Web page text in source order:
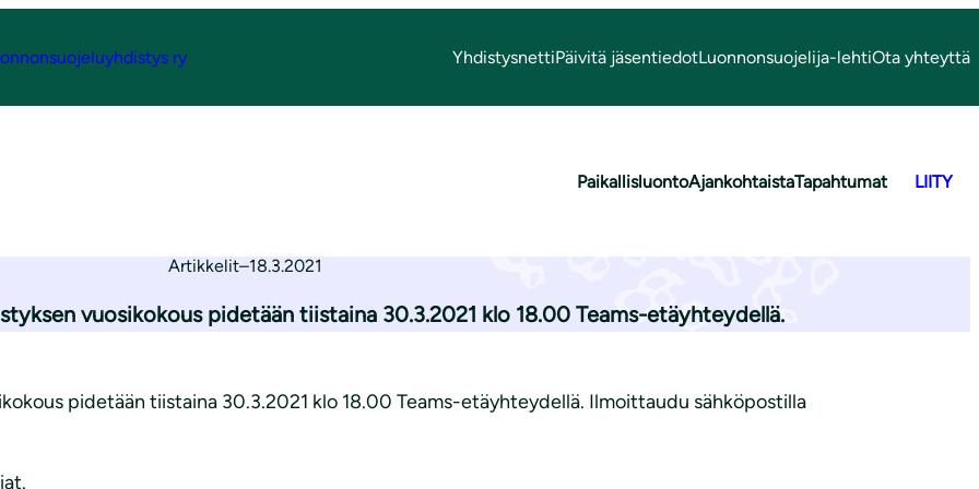
ry YhdistysnettiPäivitä jäsentiedotLuonnonsuojelija-lehtiOta yhteyttä
PaikallisluontoAjankohtaistaTapahtumat LIITY
2021
Artikkelit–18.3.2021
vuosikokous pidetään tiistaina 30.3.2021 klo 18.00 Teams-etäyhteydellä.
pidetään tiistaina 30.3.2021 klo 18.00 Teams-etäyhteydellä. Ilmoittaudu sähköpostilla